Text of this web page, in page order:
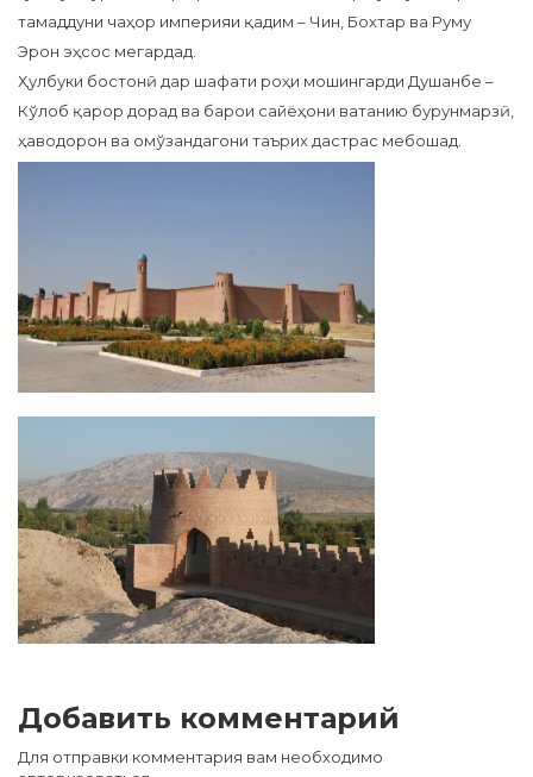
тамаддуни чаҳор империяи қадим – Чин, Бохтар ва Руму
Эрон эҳсос мегардад.
Ҳулбуки бостонӣ дар шафати роҳи мошингарди Душанбе –
Кўлоб қарор дорад ва барои сайёҳони ватанию бурунмарзӣ,
ҳаводорон ва омўзандагони таърих дастрас мебошад.
Добавить комментарий
Для отправки комментария вам необходимо